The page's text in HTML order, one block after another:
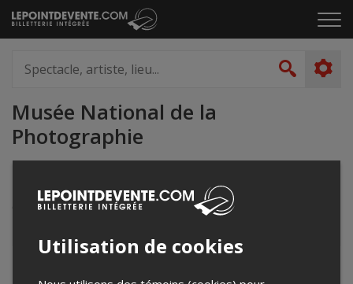
Passer
au
le
artiste,
lieu...
Musée National de la
Photographie
Drummondville, QC
Canada
Utilisation de cookies